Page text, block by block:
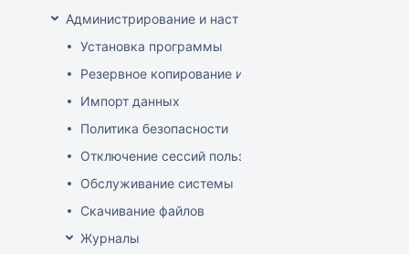
Администрирование и настройка
Установка программы
Резервное копирование и восстановление базы
Импорт данных
Политика безопасности
Отключение сессий пользователя
Обслуживание системы
Скачивание файлов
Журналы